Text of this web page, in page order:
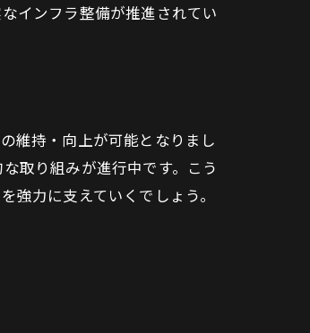
インフラ整備が推進されてい
維持・向上が可能となりまし
取り組みが進行中です。こう
強力に支えていくでしょう。